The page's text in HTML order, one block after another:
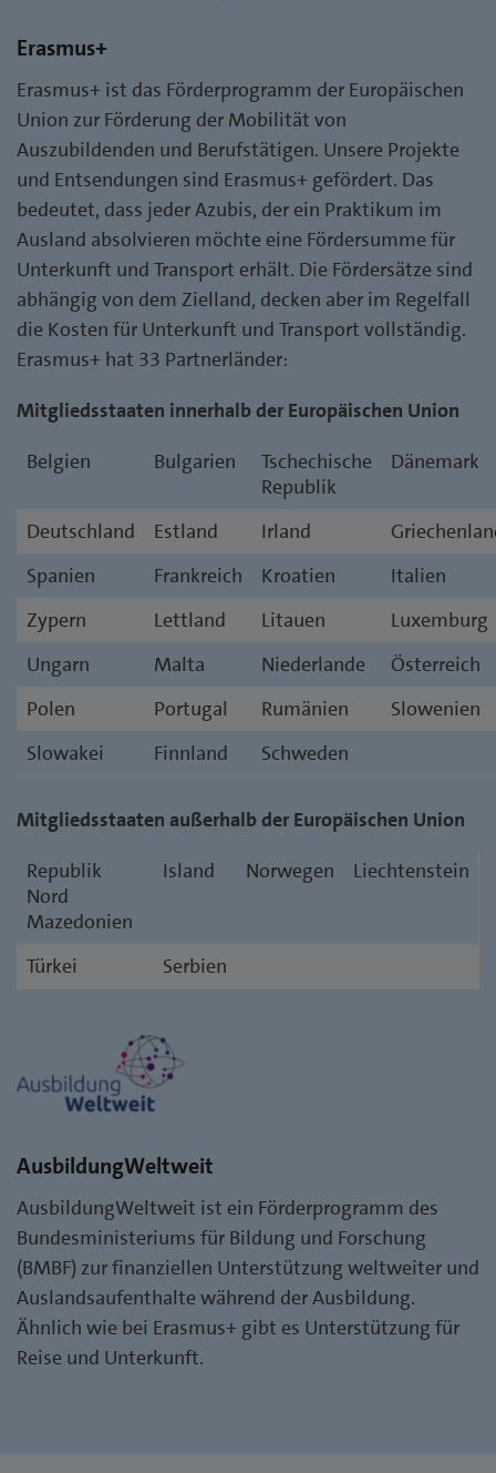
Erasmus+
Erasmus+ ist das Förderprogramm der Europäischen
Union zur Förderung der Mobilität von
Auszubildenden und Berufstätigen. Unsere Projekte
und Entsendungen sind Erasmus+ gefördert. Das
bedeutet, dass jeder Azubis, der ein Praktikum im
Ausland absolvieren möchte eine Fördersumme für
Unterkunft und Transport erhält. Die Fördersätze sind
abhängig von dem Zielland, decken aber im Regelfall
die Kosten für Unterkunft und Transport vollständig.
Erasmus+ hat 33 Partnerländer:
Mitgliedsstaaten innerhalb der Europäischen Union
Belgien
Bulgarien
Tschechische
Republik
Dänemark
Deutschland Estland Irland
Spanien
Frankreich Kroatien
Italien
Zypern
Lettland Litauen
Luxemburg
Ungarn
Malta Niederlande
Österreich
Polen
Portugal Rumänien
Slowenien
Slowakei
Finnland Schweden
Mitgliedsstaaten außerhalb der Europäischen Union
Republik
Nord
Mazedonien
Island Norwegen Liechtenstein
Türkei Serbien
AusbildungWeltweit
AusbildungWeltweit ist ein Förderprogramm des
Bundesministeriums für Bildung und Forschung
(BMBF) zur finanziellen Unterstützung weltweiter und
Auslandsaufenthalte während der Ausbildung.
Ähnlich wie bei Erasmus+ gibt es Unterstützung für
Reise und Unterkunft.